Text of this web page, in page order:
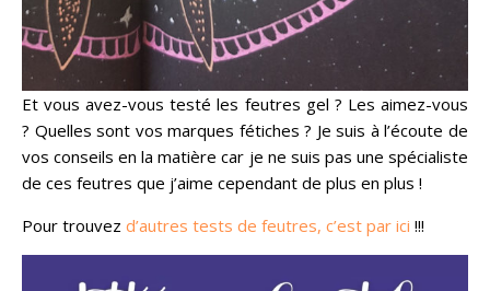
Et vous avez-vous testé les feutres gel ? Les aimez-vous
? Quelles sont vos marques fétiches ? Je suis à l’écoute de
vos conseils en la matière car je ne suis pas une spécialiste
de ces feutres que j’aime cependant de plus en plus !
Pour trouvez d’autres tests de feutres, c’est par ici !!!